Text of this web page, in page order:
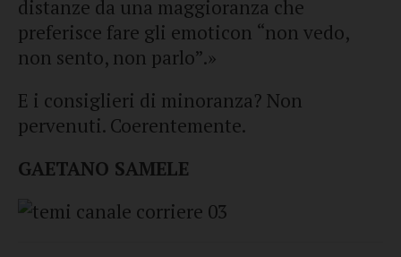
distanze da una maggioranza che
preferisce fare gli emoticon “non vedo,
non sento, non parlo”.»
E i consiglieri di minoranza? Non
pervenuti. Coerentemente.
GAETANO SAMELE